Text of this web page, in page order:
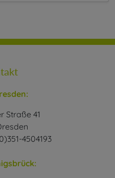
Straße 41
4504193